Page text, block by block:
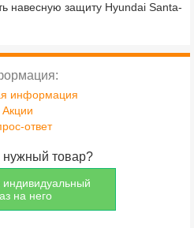
навесную защиту Hyundai Santa-
информация
Акции
ответ
товар?
на него